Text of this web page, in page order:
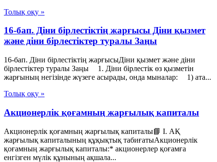
Толық оқу »
16-бап. Дiни бiрлестiктiң жарғысы Діни қызмет
және діни бірлестіктер туралы Заңы
16-бап. Дiни бiрлестiктiң жарғысыДіни қызмет және діни
бірлестіктер туралы Заңы 1. Дiни бiрлестiк өз қызметiн
жарғының негiзiнде жүзеге асырады, онда мыналар: 1) ата...
Толық оқу »
Акционерлік қоғамның жарғылық капиталы
Акционерлік қоғамның жарғылық капиталы📘 I. АҚ
жарғылық капиталының құқықтық табиғатыАкционерлік
қоғамның жарғылық капиталы:* акционерлер қоғамға
енгізген мүлік құнының ақшала...